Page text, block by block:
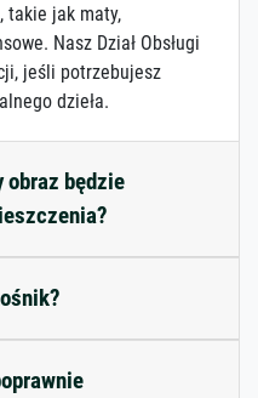
takie jak maty,
Nasz Dział Obsługi
jeśli potrzebujesz
dzieła.
obraz będzie